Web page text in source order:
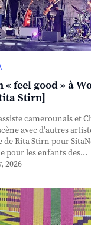
feel good » à
Stirn]
camerounais et
avec d'autres
de Rita Stirn pour
pour les enfants des...
2026